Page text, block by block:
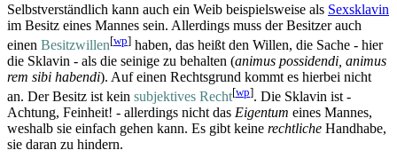
Selbstverständlich kann auch ein Weib beispielsweise als Sexsklavin
im Besitz eines Mannes sein. Allerdings muss der Besitzer auch
einen Besitz­willen[wp] haben, das heißt den Willen, die Sache - hier
die Sklavin - als die seinige zu behalten (animus possidendi, animus
rem sibi habendi). Auf einen Rechtsgrund kommt es hierbei nicht
an. Der Besitz ist kein subjektives Recht[wp]. Die Sklavin ist -
Achtung, Feinheit! - allerdings nicht das Eigentum eines Mannes,
weshalb sie einfach gehen kann. Es gibt keine rechtliche Handhabe,
sie daran zu hindern.